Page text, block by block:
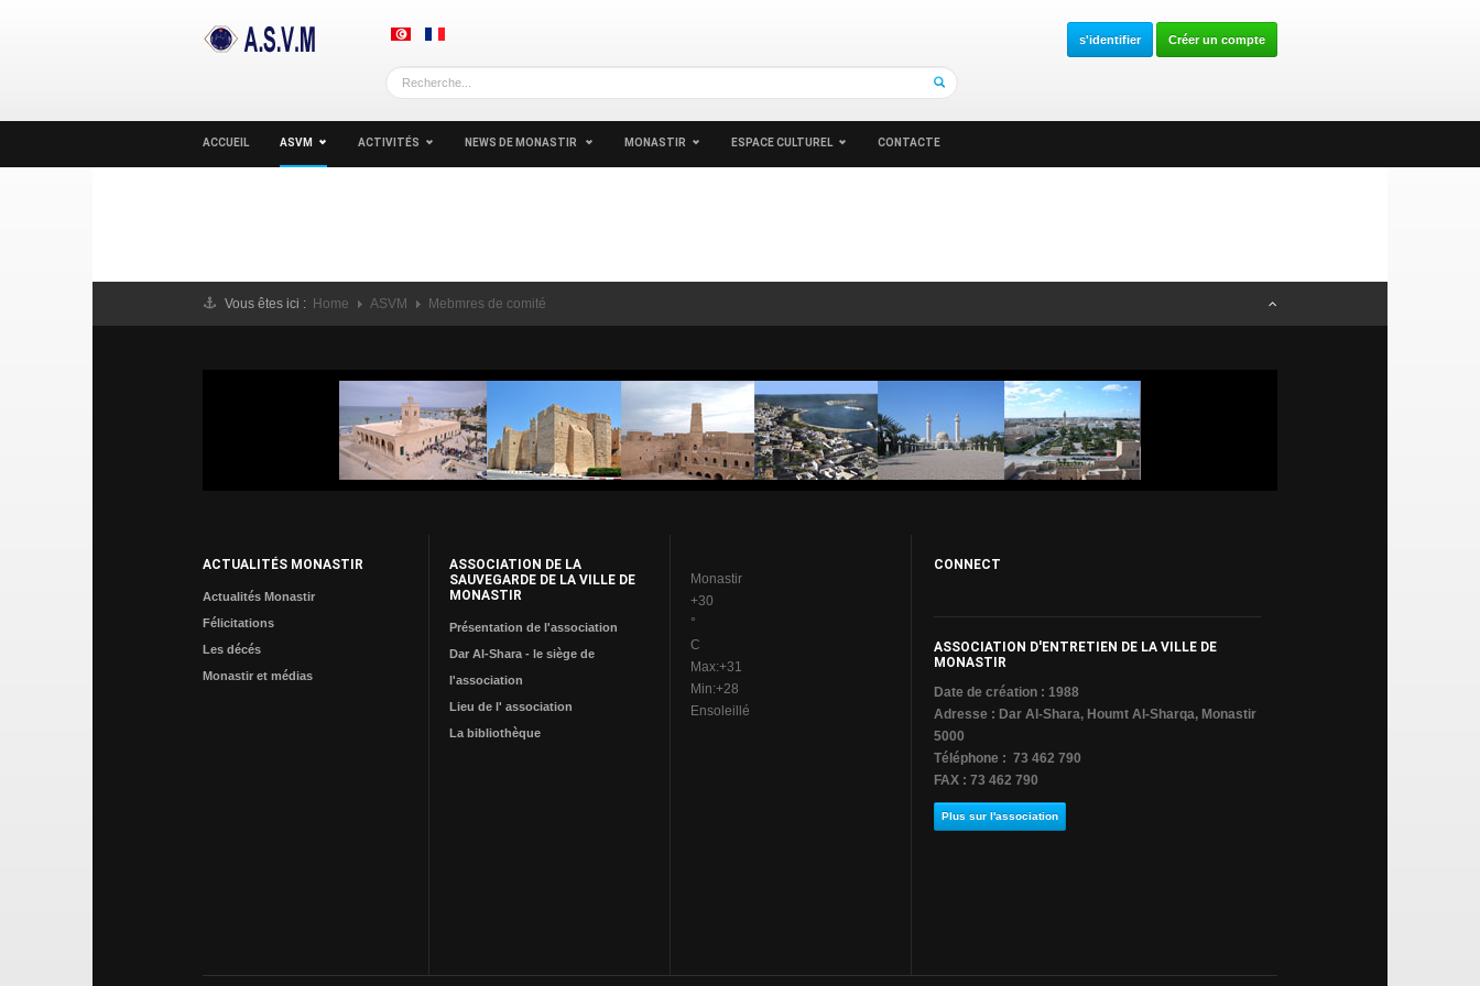
s'identifier Créer un compte
ACCUEIL ASVM ACTIVITÉS NEWS DE MONASTIR MONASTIR ESPACE CULTUREL CONTACTE
Vous êtes ici : Home ASVM Mebmres de comité
ACTUALITÉS MONASTIR
Actualités Monastir
Félicitations
Les décés
Monastir et médias
ASSOCIATION DE LA
SAUVEGARDE DE LA VILLE DE
MONASTIR
Présentation de l'association
Dar Al-Shara - le siège de
l'association
Lieu de l' association
La bibliothèque
Monastir
+30
°
C
Max:+31
Min:+28
Ensoleillé
CONNECT
ASSOCIATION D'ENTRETIEN DE LA VILLE DE
MONASTIR
Date de création : 1988
Adresse : Dar Al-Shara, Houmt Al-Sharqa, Monastir
5000
Téléphone : 73 462 790
FAX : 73 462 790
Plus sur l'association